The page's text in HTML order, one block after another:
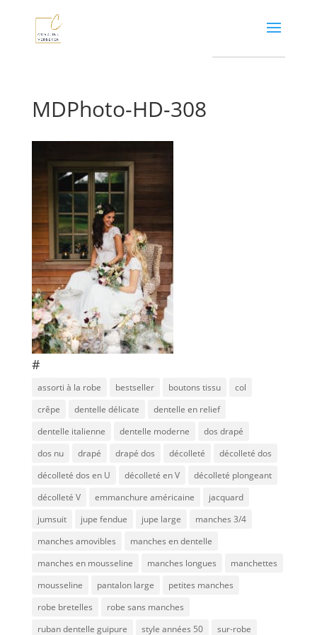
MDPhoto-HD-308
#
assorti à la robe bestseller boutons tissu
col
crêpe
dentelle délicate
dentelle en relief
dentelle italienne
dentelle moderne
dos drapé
dos nu
drapé drapé dos décolleté
décolleté dos
décolleté dos en U
décolleté en V
décolleté plongeant
décolleté V
emmanchure américaine
jacquard
jumsuit
jupe fendue jupe large
manches 3/4
manches amovibles
manches en dentelle
manches en mousseline
manches longues
manchettes
mousseline
pantalon large
petites manches
robe bretelles
robe sans manches
ruban dentelle guipure
style années 50 sur-robe